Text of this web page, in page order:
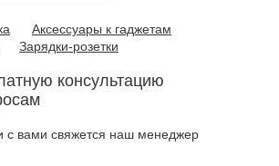
Аксессуары к гаджетам
Зарядки-розетки
консультацию
с вами свяжется наш менеджер